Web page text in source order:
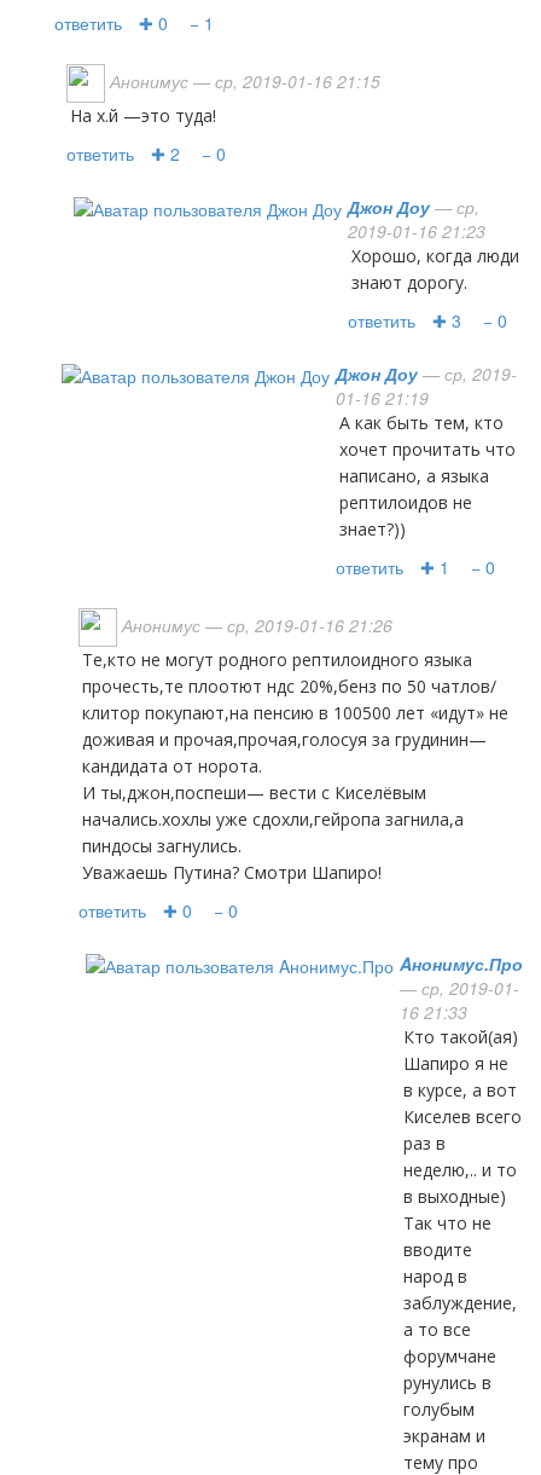
ответить ✚ 0 − 1
Анонимус — ср, 2019-01-16 21:15
На х.й —это туда!
ответить ✚ 2 − 0
Джон Доу — ср,
2019-01-16 21:23
хорошо, когда люди
знают дорогу.
ответить ✚ 3 − 0
Джон Доу — ср, 2019-
01-16 21:19
А как быть тем, кто
хочет прочитать что
написано, а языка
рептилоидов не
знает?))
ответить ✚ 1 − 0
Анонимус — ср, 2019-01-16 21:26
Те,кто не могут родного рептилоидного языка
прочесть,те плоотют ндс 20%,бенз по 50 чатлов/
клитор покупают,на пенсию в 100500 лет «идут» не
доживая и прочая,прочая,голосуя за грудинин—
кандидата от норота.
И ты,джон,поспеши— вести с Киселёвым
начались.хохлы уже сдохли,гейропа загнила,а
пиндосы загнулись.
Уважаешь Путина? Смотри Шапиро!
ответить ✚ 0 − 0
Aнонимус.Про
— ср, 2019-01-
16 21:33
Кто такой(ая)
Шапиро я не
в курсе, а вот
Киселев всего
раз в
неделю,.. и то
в выходные)
Так что не
вводите
народ в
заблуждение,
а то все
форумчане
рунулись в
голубым
экранам и
тему про